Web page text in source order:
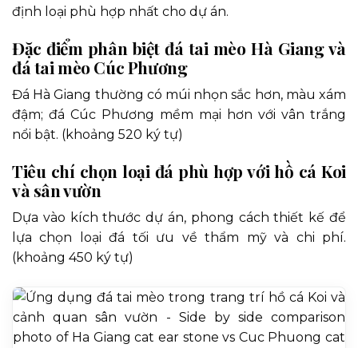
định loại phù hợp nhất cho dự án.
Đặc điểm phân biệt đá tai mèo Hà Giang và
đá tai mèo Cúc Phương
Đá Hà Giang thường có múi nhọn sắc hơn, màu xám
đậm; đá Cúc Phương mềm mại hơn với vân trắng
nổi bật. (khoảng 520 ký tự)
Tiêu chí chọn loại đá phù hợp với hồ cá Koi
và sân vườn
Dựa vào kích thước dự án, phong cách thiết kế để
lựa chọn loại đá tối ưu về thẩm mỹ và chi phí.
(khoảng 450 ký tự)